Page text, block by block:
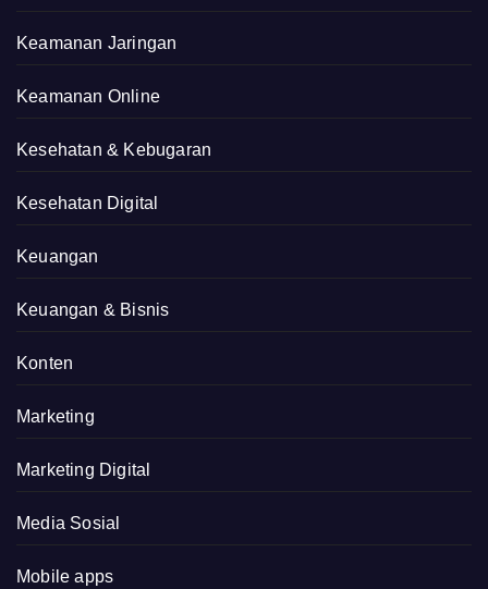
Keamanan Jaringan
Keamanan Online
Kesehatan & Kebugaran
Kesehatan Digital
Keuangan
Keuangan & Bisnis
Konten
Marketing
Marketing Digital
Media Sosial
Mobile apps